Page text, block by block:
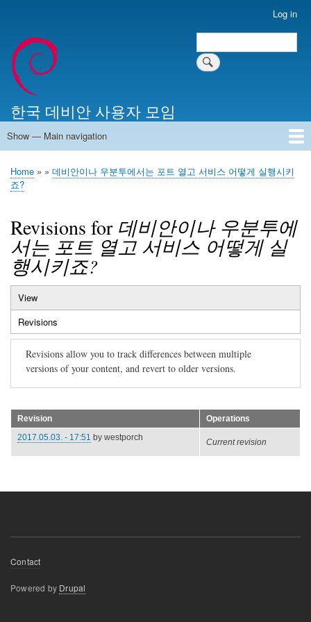
account
menu
Log in
Search
한국 데비안 사용자 모임
Main
Show — Main navigation
Home
알리는 말씀
최근 게시물
위키 문서
미러 서버
Breadcrumb
Home
데비안이나 우분투에서는 포트 열고 서비스 어떻게 실행시키
죠?
Revisions for 데비안이나 우분투에
서는 포트 열고 서비스 어떻게 실
행시키죠?
Primary
tabs
View
Revisions
tab)
Revisions allow you to track differences between multiple
versions of your content, and revert to older versions.
Revision
Operations
2017.05.03. - 17:51 by westporch Current revision
Footer
Contact
Powered by Drupal